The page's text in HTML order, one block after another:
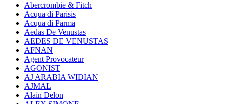
Abercrombie & Fitch
Acqua di Parisis
Acqua di Parma
Aedas De Venustas
AEDES DE VENUSTAS
AFNAN
Agent Provocateur
AGONIST
AJ ARABIA WIDIAN
AJMAL
Alain Delon